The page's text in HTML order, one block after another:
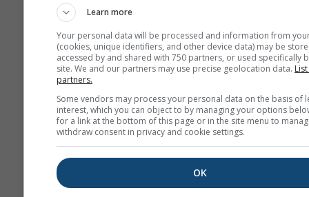
Ulteriori dati meteo
Previsioni
stagionali
Learn more
Your personal data will be processed and information from
(cookies, unique identifiers, and other device data) may be
accessed by and shared with 750 partners, or used specifically
site. We and our partners may use precise geolocation data.
partners.
Some vendors may process your personal data on the basis of
interest, which you can object to by managing your options
for a link at the bottom of this page or in the site menu to
withdraw consent in privacy and cookie settings.
OK